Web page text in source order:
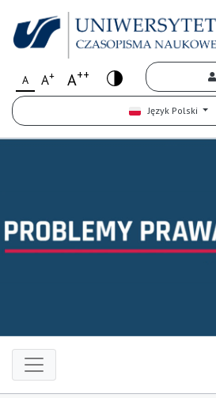
A A+ A++
Język Polski